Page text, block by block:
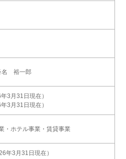
名 裕一郎
3月31日現在）
3月31日現在）
・ホテル事業・賃貸事業
年3月31日現在）